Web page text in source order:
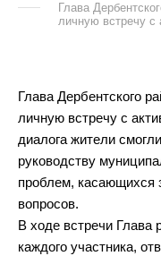
Глава
личную встречу с
Глава Дербентского
личную встречу с
диалога жители
руководству
проблем, касающихся
вопросов.
В ходе встречи Глава
каждого участника,